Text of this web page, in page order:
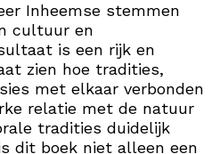
Inheemse stemmen
cultuur en
is een rijk en
zien hoe tradities,
met elkaar verbonden
relatie met de natuur
tradities duidelijk
dit boek niet alleen een